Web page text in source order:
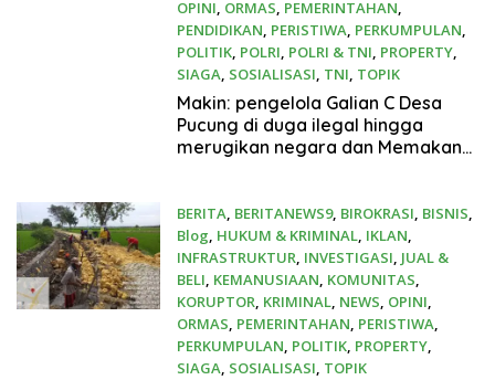
OPINI, ORMAS, PEMERINTAHAN,
PENDIDIKAN, PERISTIWA, PERKUMPULAN,
POLITIK, POLRI, POLRI & TNI, PROPERTY,
SIAGA, SOSIALISASI, TNI, TOPIK
November 9, 2024
Makin: pengelola Galian C Desa
Pucung di duga ilegal hingga
merugikan negara dan Memakan
BERITA, BERITANEWS9, BIROKRASI, BISNIS,
Blog, HUKUM & KRIMINAL, IKLAN,
INFRASTRUKTUR, INVESTIGASI, JUAL &
BELI, KEMANUSIAAN, KOMUNITAS,
KORUPTOR, KRIMINAL, NEWS, OPINI,
ORMAS, PEMERINTAHAN, PERISTIWA,
PERKUMPULAN, POLITIK, PROPERTY,
SIAGA, SOSIALISASI, TOPIK